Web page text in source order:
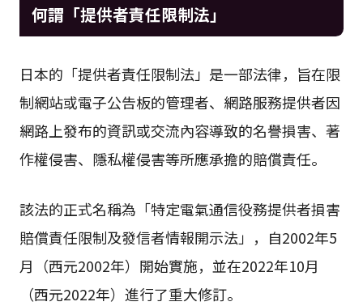
何謂「提供者責任限制法」
日本的「提供者責任限制法」是一部法律，旨在限
制網站或電子公告板的管理者、網路服務提供者因
網路上發布的資訊或交流內容導致的名譽損害、著
作權侵害、隱私權侵害等所應承擔的賠償責任。
該法的正式名稱為「特定電氣通信役務提供者損害
賠償責任限制及發信者情報開示法」，自2002年5
月（西元2002年）開始實施，並在2022年10月
（西元2022年）進行了重大修訂。